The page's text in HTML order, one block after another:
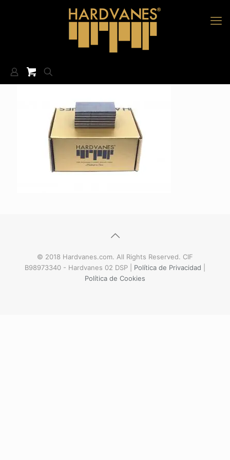
© 2018 Hardvanes.com. All Rights Reserved. CIF
B98973340 - Hardvanes 02 DSP | Política de Privacidad
Política de Cookies